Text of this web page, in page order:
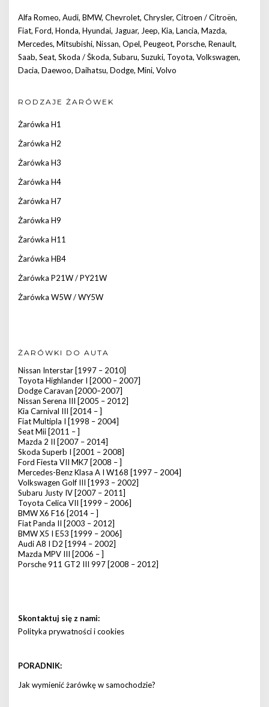
Alfa Romeo, Audi, BMW, Chevrolet, Chrysler, Citroen / Citroën,
Fiat, Ford, Honda, Hyundai, Jaguar, Jeep, Kia, Lancia, Mazda,
Mercedes, Mitsubishi, Nissan, Opel, Peugeot, Porsche, Renault,
Saab, Seat, Skoda / Škoda, Subaru, Suzuki, Toyota, Volkswagen,
Dacia, Daewoo, Daihatsu, Dodge, Mini, Volvo
RODZAJE ŻARÓWEK
Żarówka H1
Żarówka H2
Żarówka H3
Żarówka H4
Żarówka H7
Żarówka H9
Żarówka H11
Żarówka HB4
Żarówka P21W / PY21W
Żarówka W5W / WY5W
ŻARÓWKI DO AUTA
Nissan Interstar [1997 – 2010]
Toyota Highlander I [2000 – 2007]
Dodge Caravan [2000–2007]
Nissan Serena III [2005 – 2012]
Kia Carnival III [2014 – ]
Fiat Multipla I [1998 – 2004]
Seat Mii [2011 – ]
Mazda 2 II [2007 – 2014]
Skoda Superb I [2001 – 2008]
Ford Fiesta VII MK7 [2008 – ]
Mercedes-Benz Klasa A I W168 [1997 – 2004]
Volkswagen Golf III [1993 – 2002]
Subaru Justy IV [2007 – 2011]
Toyota Celica VII [1999 – 2006]
BMW X6 F16 [2014 – ]
Fiat Panda II [2003 – 2012]
BMW X5 I E53 [1999 – 2006]
Audi A8 I D2 [1994 – 2002]
Mazda MPV III [2006 – ]
Porsche 911 GT2 III 997 [2008 – 2012]
Skontaktuj się z nami:
Polityka prywatności i cookies
PORADNIK:
Jak wymienić żarówkę w samochodzie?